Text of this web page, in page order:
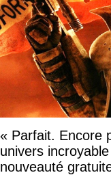
« Parfait. Encore
univers
nouveauté